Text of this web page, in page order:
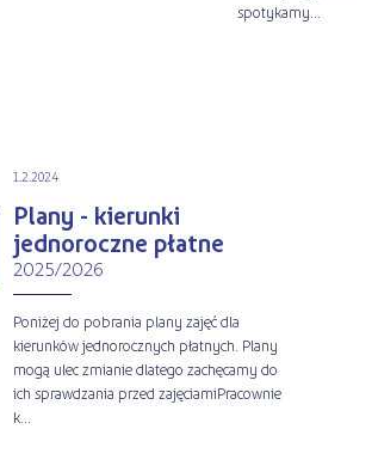
spotykamy...
1.2.2024
Plany - kierunki
jednoroczne płatne
2025/2026
Poniżej do pobrania plany zajęć dla
kierunków jednorocznych płatnych. Plany
mogą ulec zmianie dlatego zachęcamy do
ich sprawdzania przed zajęciamiPracownie
k...